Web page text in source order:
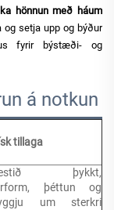
hönnun með háum
og setja upp og býður
fyrir býstæði- og
á notkun
tillaga
þykkt,
þéttun og
um sterkri